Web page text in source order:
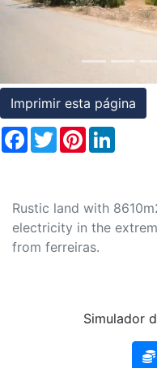
Assessoria
Imprimir esta página
Facebook
TwitterPinterest
Rustic land with
electricity in the
from ferreiras.
Simulador